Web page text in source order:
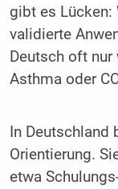
gibt es Lücken:
validierte
Deutsch oft
Asthma oder
In
Orientierung.
etwa